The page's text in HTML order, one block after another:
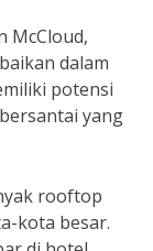
McCloud,
dalam
potensi
yang
rooftop
kota besar.